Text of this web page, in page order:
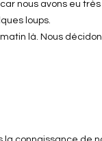
nous avons eu
loups.
là. Nous